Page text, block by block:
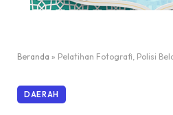
Beranda » Pelatihan Fotografi, Polisi Belajar Humas
DAERAH